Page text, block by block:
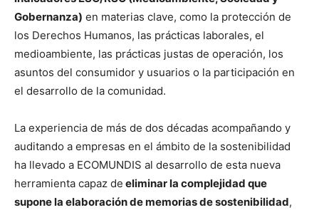
Gobernanza) en materias clave, como la protección de
los Derechos Humanos, las prácticas laborales, el
medioambiente, las prácticas justas de operación, los
asuntos del consumidor y usuarios o la participación en
el desarrollo de la comunidad.
La experiencia de más de dos décadas acompañando y
auditando a empresas en el ámbito de la sostenibilidad
ha llevado a ECOMUNDIS al desarrollo de esta nueva
herramienta capaz de eliminar la complejidad que
supone la elaboración de memorias de sostenibilidad,